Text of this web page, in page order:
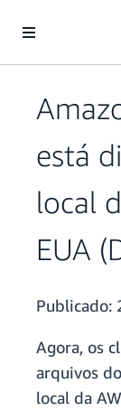
Pular para o
está
local
EUA
Publicado:
Agora, os
arquivos
local da